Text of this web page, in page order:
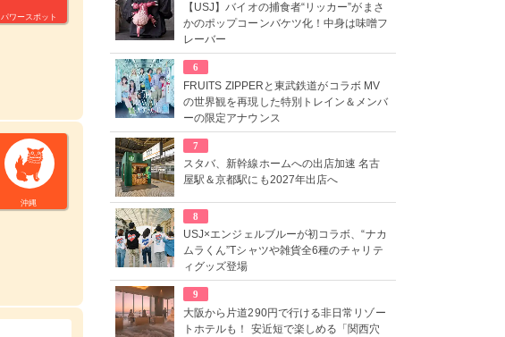
パワースポット
沖縄
【USJ】バイオの捕食者“リッカー”がまさ
かのポップコーンバケツ化！中身は味噌フ
レーバー
6
FRUITS ZIPPERと東武鉄道がコラボ MV
の世界観を再現した特別トレイン＆メンバ
ーの限定アナウンス
7
スタバ、新幹線ホームへの出店加速 名古
屋駅＆京都駅にも2027年出店へ
8
USJ×エンジェルブルーが初コラボ、“ナカ
ムラくん”Tシャツや雑貨全6種のチャリテ
ィグッズ登場
9
大阪から片道290円で行ける非日常リゾー
トホテルも！ 安近短で楽しめる「関西穴